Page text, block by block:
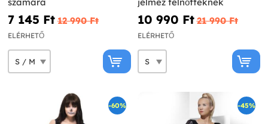
számára
7 145 Ft‎ 12 990 Ft‎
ELÉRHETŐ
jelmez felnőtteknek
10 990 Ft‎ 21 990 Ft‎
ELÉRHETŐ
-60% -45%